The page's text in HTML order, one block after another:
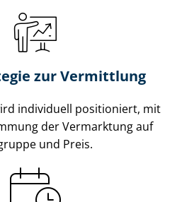
zur Vermittlung
individuell positioniert, mit
der Vermarktung auf
und Preis.